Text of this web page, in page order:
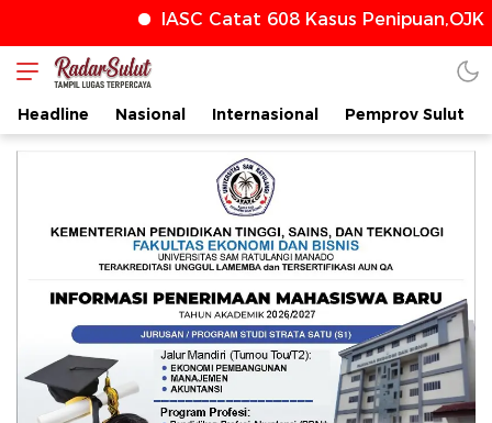
IASC Catat 608 Kasus Penipuan,OJK
radarsulut.com
Headline Nasional Internasional Pemprov Sulut